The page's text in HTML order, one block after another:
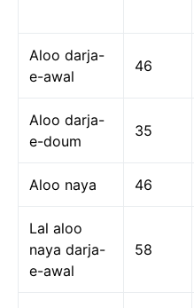
Aloo darja-
e-awal
46
Aloo darja-
e-doum
35
Aloo naya 46
Lal aloo
naya darja-
e-awal
58